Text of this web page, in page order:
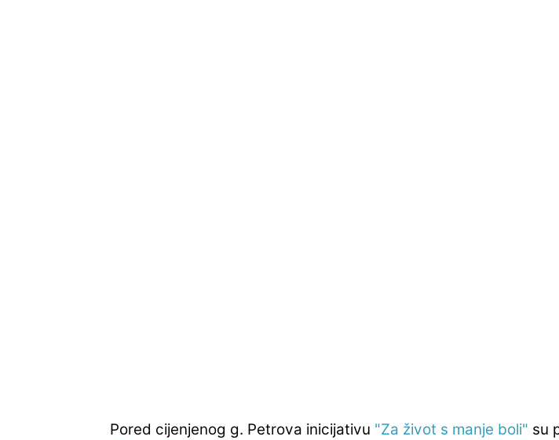
Pored cijenjenog g. Petrova inicijativu "Za život s manje boli" su